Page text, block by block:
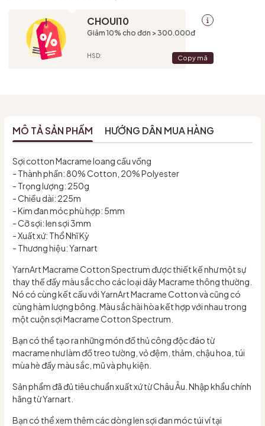
CHOUI10
Giảm 10% cho đơn > 300.000đ
HSD: Copy mã
MÔ TẢ SẢN PHẨM HƯỚNG DẪN MUA HÀNG
Sợi cotton Macrame loang cầu vồng
- Thành phần: 80% Cotton, 20% Polyester
- Trọng lượng: 250g
- Chiều dài: 225m
- Kim đan móc phù hợp: 5mm
- Cỡ sợi: len sợi 3mm
- Xuất xứ: Thổ Nhĩ Kỳ
- Thương hiệu: Yarnart
YarnArt Macrame Cotton Spectrum được thiết kế như một sự
thay thế đầy màu sắc cho các loại dây Macrame thông thường.
Nó có cùng kết cấu với YarnArt Macrame Cotton và cũng có
cùng hàm lượng bông. Màu sắc hài hòa kết hợp với nhau trong
một cuộn sợi Macrame Cotton Spectrum.
Bạn có thể tạo ra những món đồ thủ công độc đáo từ
macrame như làm đồ treo tường, vỏ đệm, thảm, chậu hoa, túi
mùa hè đầy màu sắc, mũ và phụ kiện.
Sản phẩm đã đủ tiêu chuẩn xuất xứ từ Châu Âu. Nhập khẩu chính
hãng từ Yarnart.
Bạn có thể xem thêm các dòng len sợi đan móc túi ví tại